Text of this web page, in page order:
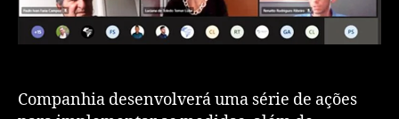
Companhia desenvolverá uma série de ações